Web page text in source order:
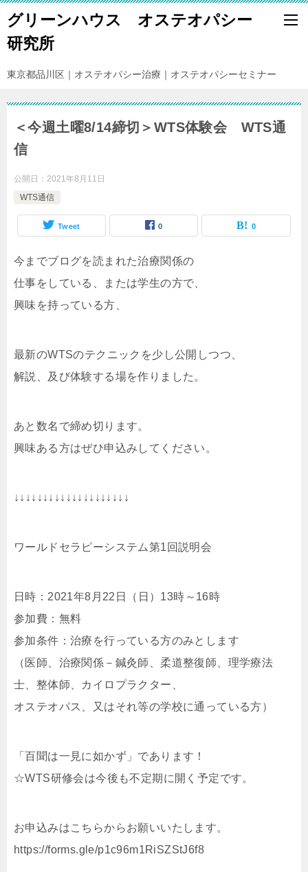
グリーンハウス オステオパシー
研究所
東京都品川区｜オステオパシー治療｜オステオパシーセミナー
＜今週土曜8/14締切＞WTS体験会 WTS通
信
公開日： 2021年8月11日
WTS通信
Tweet 0 0
今までブログを読まれた治療関係の
仕事をしている、または学生の方で、
興味を持っている方、
最新のWTSのテクニックを少し公開しつつ、
解説、及び体験する場を作りました。
あと数名で締め切ります。
興味ある方はぜひ申込みしてください。
↓↓↓↓↓↓↓↓↓↓↓↓↓↓↓↓↓↓↓↓
ワールドセラピーシステム第1回説明会
日時：2021年8月22日（日）13時～16時
参加費：無料
参加条件：治療を行っている方のみとします
（医師、治療関係－鍼灸師、柔道整復師、理学療法
士、整体師、カイロプラクター、
オステオパス、又はそれ等の学校に通っている方）
「百聞は一見に如かず」であります！
☆WTS研修会は今後も不定期に開く予定です。
お申込みはこちらからお願いいたします。
https://forms.gle/p1c96m1RiSZStJ6f8